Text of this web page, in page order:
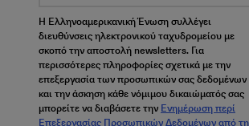
Η Ελληνοαμερικανική Ένωση συλλέγει
διευθύνσεις ηλεκτρονικού ταχυδρομείου με
σκοπό την αποστολή newsletters. Για
περισσότερες πληροφορίες σχετικά με την
επεξεργασία των προσωπικών σας δεδομένων
και την άσκηση κάθε νόμιμου δικαιώματός σας
μπορείτε να διαβάσετε την Ενημέρωση περί
Επεξεργασίας Προσωπικών Δεδομένων από